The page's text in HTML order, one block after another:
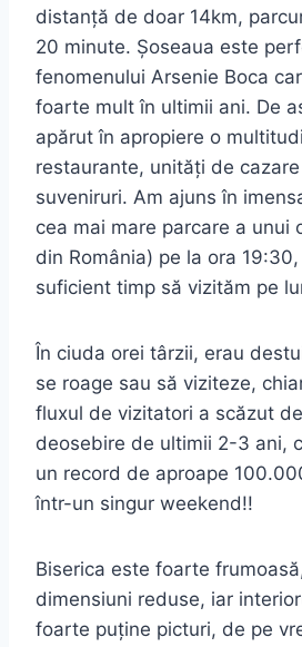
distanță de doar 14km,
20 minute. Șoseaua este
fenomenului Arsenie Boca
foarte mult în ultimii ani. De
apărut în apropiere o
restaurante, unități de
suveniruri. Am ajuns în
cea mai mare parcare a unui
din România) pe la ora
suficient timp să vizităm pe
În ciuda orei târzii, erau
se roage sau să viziteze,
fluxul de vizitatori a scăzut
deosebire de ultimii 2-3 ani,
un record de aproape
într-un singur weekend!!
Biserica este foarte
dimensiuni reduse, iar
foarte puține picturi, de pe